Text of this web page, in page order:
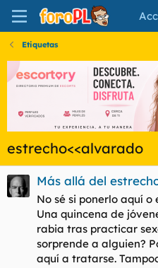
Etiquetas
estrecho<<alvarado
Más allá del
No sé si ponerlo aquí
Una quincena de
rabia tras practicar
sorprende a alguien?
aquí a tratarse.